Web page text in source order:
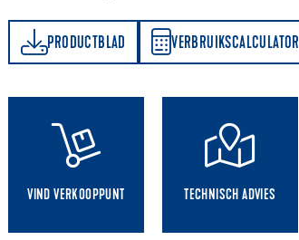
PRODUCTBLAD VERBRUIKSCALCULATOR
VERBRUIKSCALCULATOR ONLINE BESTELLEN
VIND VERKOOPPUNT TECHNISCH ADVIES